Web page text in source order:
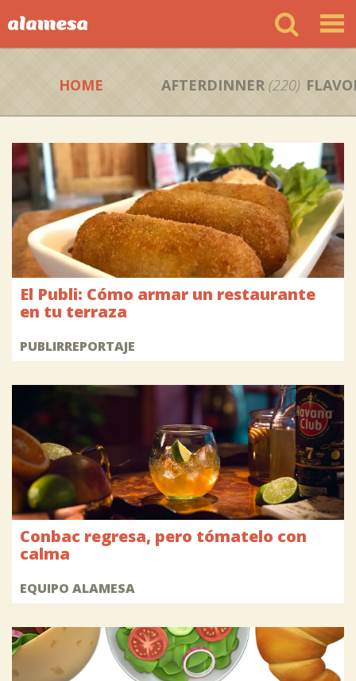
HOME AFTERDINNER (220)
El Publi: Cómo armar un restaurante
en tu terraza
PUBLIRREPORTAJE
Conbac regresa, pero tómatelo con
calma
EQUIPO ALAMESA